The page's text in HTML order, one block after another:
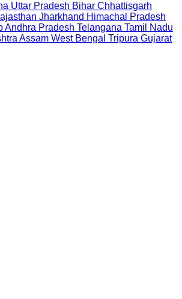
Uttar Pradesh Bihar Chhattisgarh
Jharkhand Himachal Pradesh
Andhra Pradesh Telangana Tamil Nadu
Assam West Bengal Tripura Gujarat